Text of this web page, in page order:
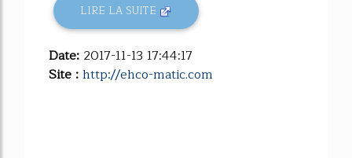
LIRE LA SUITE
Date: 2017-11-13 17:44:17
Site :http://ehco-matic.com